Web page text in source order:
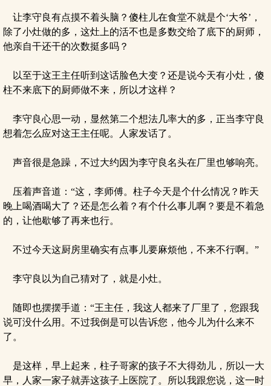
让李守良有点摸不着头脑？傻柱儿在食堂不就是个‘大爷’，
除了小灶做的多，这灶上的活不也是多数交给了底下的厨师，
他亲自干还干的次数挺多吗？
以至于这王主任听到这话脸色大变？还是说今天有小灶，傻
柱不来底下的厨师做不来，所以才这样？
李守良心思一动，显然第二个想法几率大的多，正当李守良
想着怎么应对这王主任呢。人家发话了。
声音很是急躁，不过大约因为李守良名头在厂里也够响亮。
压着声音道：“这，李师傅。柱子今天是个什么情况？昨天
晚上喝酒喝大了？还是怎么着？有个什么事儿啊？要是不着急
的，让他歇够了再来也行。
不过今天这厨房里确实有点事儿要麻烦他，不来不行啊。”
李守良以为自己猜对了，就是小灶。
随即也摆摆手道：“王主任，我这人都来了厂里了，您跟我
说可没什么用。不过我倒是可以告诉您，他今儿为什么来不
了。
是这样，早上起来，柱子哥家的孩子不大得劲儿，所以一大
早，人家一家子就弄这孩子上医院了。所以我跟您说，这一时